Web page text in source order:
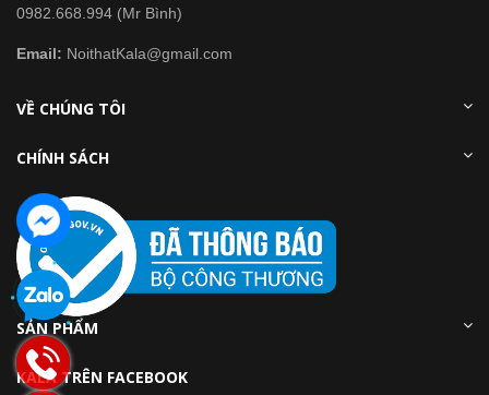
0982.668.994 (Mr Bình)
Email: NoithatKala@gmail.com
VỀ CHÚNG TÔI
CHÍNH SÁCH
SẢN PHẨM
KALA TRÊN FACEBOOK